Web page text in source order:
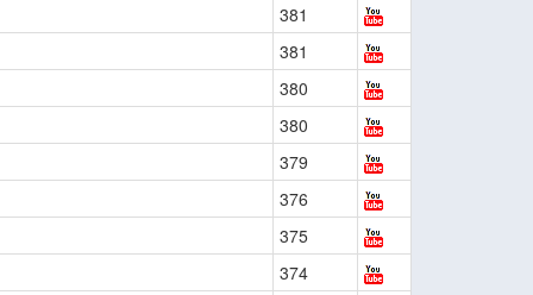
381
381
380
380
379
376
375
374